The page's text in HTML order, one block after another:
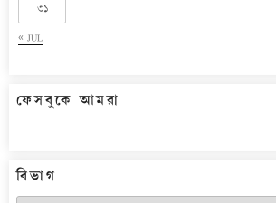
« JUL
৩১
ফেসবুকে আমরা
বিভাগ